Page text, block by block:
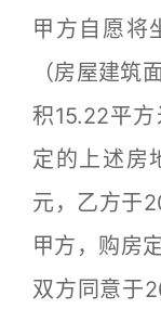
甲方自愿将
（房屋建筑
积15.22平
定的上述房
元，乙方于
甲方，购房
双方同意于